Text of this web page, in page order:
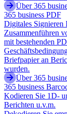
Über 365
365 business PDF
Digitales Signieren
Zusammenführen
mit bestehenden
Briefpapier an
wurden.
Über 365
365 business
Kodieren Sie 1D-
Berichten u.v.m.